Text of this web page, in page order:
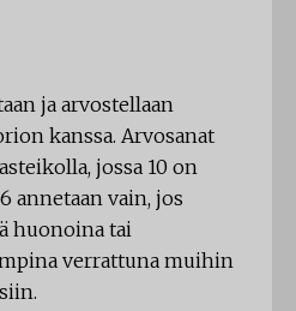
ja arvostellaan
kanssa. Arvosanat
jossa 10 on
annetaan vain, jos
huonoina tai
verrattuna muihin